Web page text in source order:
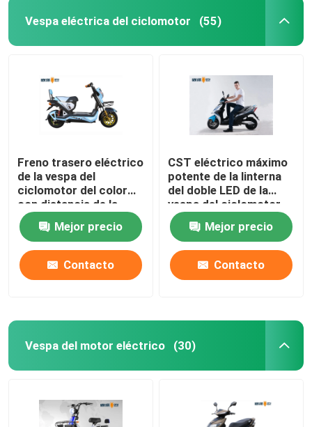
Vespa eléctrica del ciclomotor (55)
Freno trasero eléctrico
de la vespa del
ciclomotor del color
con distancia de la
gama de la cerradura
los 60kmMejor precio
Contacto
CST eléctrico máximo
potente de la linterna
del doble LED de la
vespa del ciclomotor
de la velocidad los
50km sin tubo
Mejor precio
Contacto
Vespa del motor eléctrico (30)